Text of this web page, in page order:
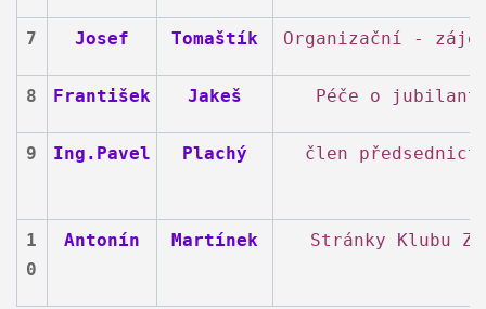
7 Josef Tomaštík Organizační -
8 František Jakeš Péče o
9 Ing.Pavel Plachý člen
1
0
Antonín Martínek Stránky Klubu